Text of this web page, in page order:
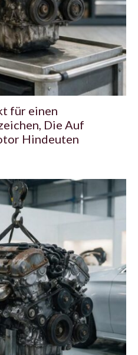
für einen
Die Auf
Hindeuten